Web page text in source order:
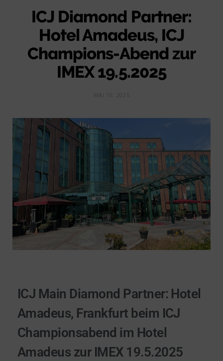
ICJ Diamond Partner:
Hotel Amadeus, ICJ
Champions-Abend zur
IMEX 19.5.2025
ICJ Main Diamond Partner: Hotel
Amadeus, Frankfurt beim ICJ
Championsabend im Hotel
Amadeus zur IMEX 19.5.2025